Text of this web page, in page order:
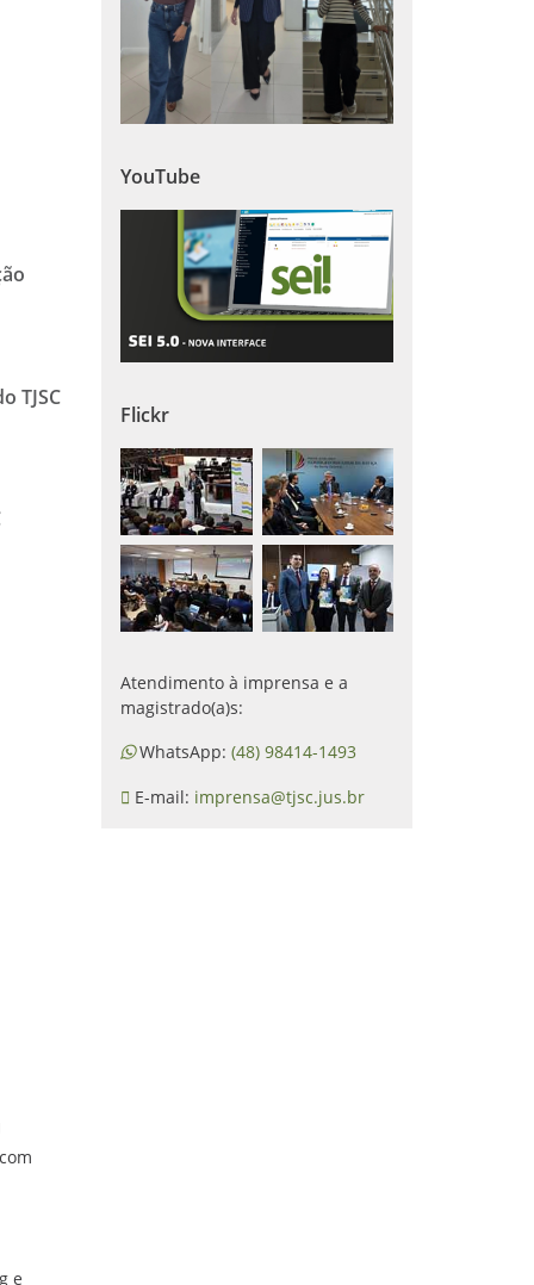
TJSC
e
YouTube
Flickr
Atendimento à imprensa e a
magistrado(a)s:
WhatsApp: (48) 98414-1493
E-mail: imprensa@tjsc.jus.br